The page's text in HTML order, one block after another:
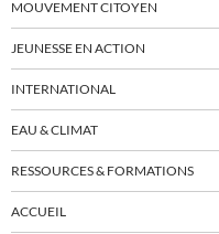
MOUVEMENT CITOYEN
JEUNESSE EN ACTION
INTERNATIONAL
EAU & CLIMAT
RESSOURCES & FORMATIONS
ACCUEIL